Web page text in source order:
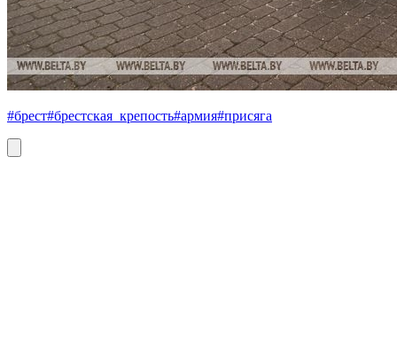
#брест#брестская_крепость#армия#присяга